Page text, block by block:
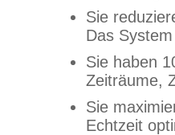
Sie
Das
Sie haben
Zeiträume,
Sie
Echtzeit